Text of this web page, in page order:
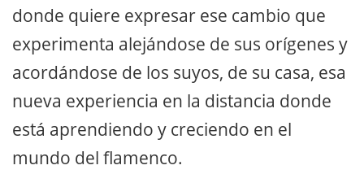
donde quiere expresar ese cambio que
experimenta alejándose de sus orígenes y
acordándose de los suyos, de su casa, esa
nueva experiencia en la distancia donde
está aprendiendo y creciendo en el
mundo del flamenco.